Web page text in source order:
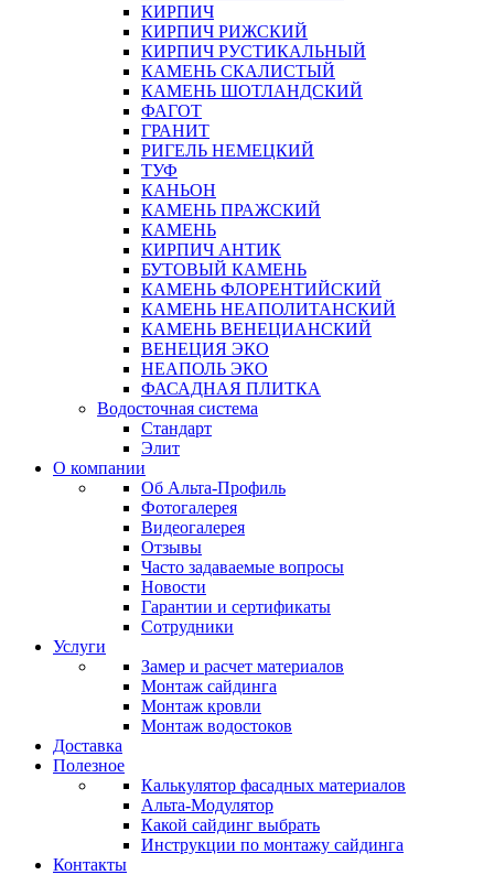
КИРПИЧ
КИРПИЧ РИЖСКИЙ
КИРПИЧ РУСТИКАЛЬНЫЙ
КАМЕНЬ СКАЛИСТЫЙ
КАМЕНЬ ШОТЛАНДСКИЙ
ФАГОТ
ГРАНИТ
РИГЕЛЬ НЕМЕЦКИЙ
ТУФ
КАНЬОН
КАМЕНЬ ПРАЖСКИЙ
КАМЕНЬ
КИРПИЧ АНТИК
БУТОВЫЙ КАМЕНЬ
КАМЕНЬ ФЛОРЕНТИЙСКИЙ
КАМЕНЬ НЕАПОЛИТАНСКИЙ
КАМЕНЬ ВЕНЕЦИАНСКИЙ
ВЕНЕЦИЯ ЭКО
НЕАПОЛЬ ЭКО
ФАСАДНАЯ ПЛИТКА
Водосточная система
Стандарт
Элит
О компании
Об Альта-Профиль
Фотогалерея
Видеогалерея
Отзывы
Часто задаваемые вопросы
Новости
Гарантии и сертификаты
Сотрудники
Услуги
Замер и расчет материалов
Монтаж сайдинга
Монтаж кровли
Монтаж водостоков
Доставка
Полезное
Калькулятор фасадных материалов
Альта-Модулятор
Какой сайдинг выбрать
Инструкции по монтажу сайдинга
Контакты